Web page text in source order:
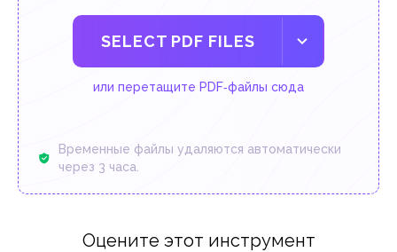
SELECT PDF FILES
или перетащите PDF‑файлы сюда
Временные файлы удаляются автоматически
через 3 часа.
Оцените этот инструмент